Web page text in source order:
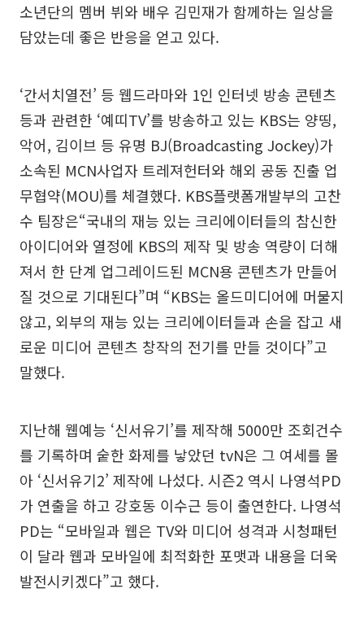
소년단의 멤버 뷔와 배우 김민재가 함께하는 일상을
담았는데 좋은 반응을 얻고 있다.
‘간서치열전’ 등 웹드라마와 1인 인터넷 방송 콘텐츠
등과 관련한 ‘예띠TV’를 방송하고 있는 KBS는 양띵,
악어, 김이브 등 유명 BJ(Broadcasting Jockey)가
소속된 MCN사업자 트레져헌터와 해외 공동 진출 업
무협약(MOU)를 체결했다. KBS플랫폼개발부의 고찬
수 팀장은“국내의 재능 있는 크리에이터들의 참신한
아이디어와 열정에 KBS의 제작 및 방송 역량이 더해
져서 한 단계 업그레이드된 MCN용 콘텐츠가 만들어
질 것으로 기대된다”며 “KBS는 올드미디어에 머물지
않고, 외부의 재능 있는 크리에이터들과 손을 잡고 새
로운 미디어 콘텐츠 창작의 전기를 만들 것이다”고
말했다.
지난해 웹예능 ‘신서유기’를 제작해 5000만 조회건수
를 기록하며 숱한 화제를 낳았던 tvN은 그 여세를 몰
아 ‘신서유기2’ 제작에 나섰다. 시즌2 역시 나영석PD
가 연출을 하고 강호동 이수근 등이 출연한다. 나영석
PD는 “모바일과 웹은 TV와 미디어 성격과 시청패턴
이 달라 웹과 모바일에 최적화한 포맷과 내용을 더욱
발전시키겠다”고 했다.